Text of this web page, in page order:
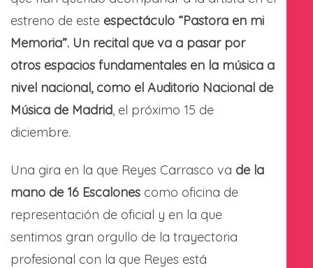
estreno de este espectáculo “Pastora en mi
Memoria”. Un recital que va a pasar por
otros espacios fundamentales en la música a
nivel nacional, como el Auditorio Nacional de
Música de Madrid, el próximo 15 de
diciembre.
Una gira en la que Reyes Carrasco va de la
mano de 16 Escalones como oficina de
representación de oficial y en la que
sentimos gran orgullo de la trayectoria
profesional con la que Reyes está